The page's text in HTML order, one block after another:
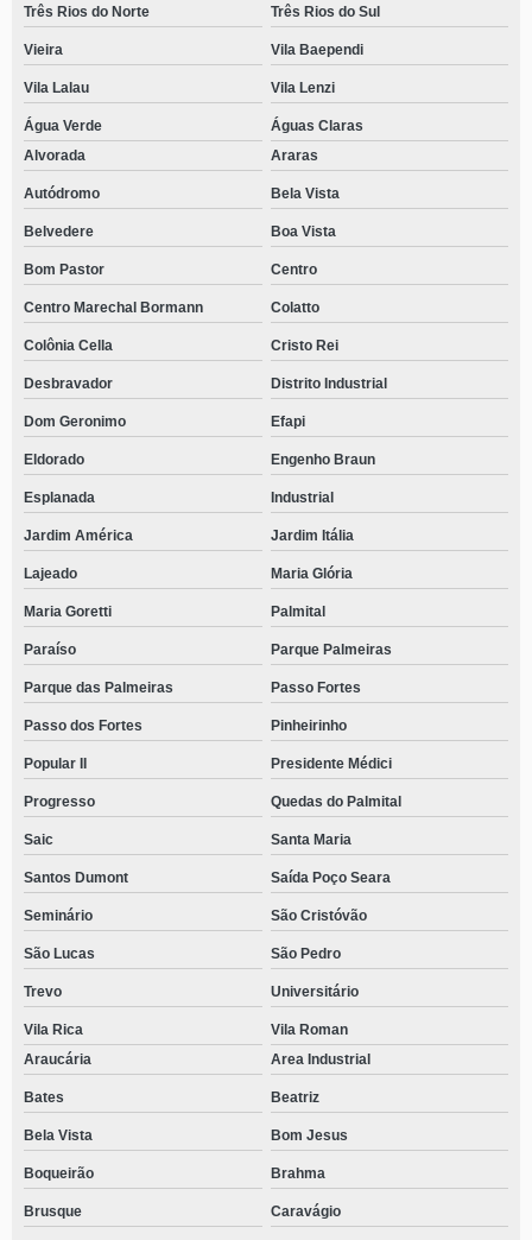
Três Rios do Norte Três Rios do Sul
Vieira Vila Baependi
Vila Lalau Vila Lenzi
Água Verde
Águas Claras
Alvorada
Araras
Autódromo Bela Vista
Belvedere Boa Vista
Bom Pastor Centro
Centro Marechal Bormann Colatto
Colônia Cella Cristo Rei
Desbravador Distrito Industrial
Dom Geronimo Efapi
Eldorado Engenho Braun
Esplanada Industrial
Jardim América Jardim Itália
Lajeado Maria Glória
Maria Goretti Palmital
Paraíso Parque Palmeiras
Parque das Palmeiras Passo Fortes
Passo dos Fortes Pinheirinho
Popular II Presidente Médici
Progresso Quedas do Palmital
Saic Santa Maria
Santos Dumont Saída Poço Seara
Seminário São Cristóvão
São Lucas São Pedro
Trevo Universitário
Vila Rica
Vila Roman
Araucária
Area Industrial
Bates Beatriz
Bela Vista Bom Jesus
Boqueirão Brahma
Brusque Caravágio